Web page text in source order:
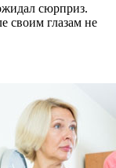
сюрприз.
своим глазам не